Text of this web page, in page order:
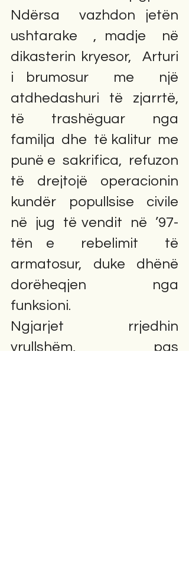
Ndërsa  vazhdon jetën
ushtarake  , madje  në
dikasterin kryesor,  Arturi
i brumosur  me  një
atdhedashuri  të  zjarrtë,
të  trashëguar  nga
familja  dhe  të kalitur  me
punë e  sakrifica,  refuzon
të  drejtojë  operacionin
kundër  popullsise  civile
në  jug  të vendit  në  ’97-
tën e  rebelimit  të
armatosur,  duke  dhënë
dorëheqjen  nga
funksioni.
Ngjarjet  rrjedhin
vrullshëm,  pas